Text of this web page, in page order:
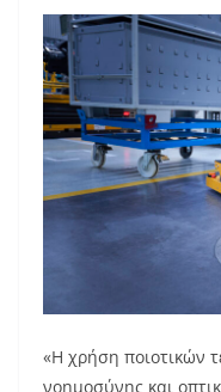
«Η χρήση ποιοτικών
νοημοσύνης και